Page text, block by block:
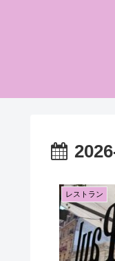
レストラン